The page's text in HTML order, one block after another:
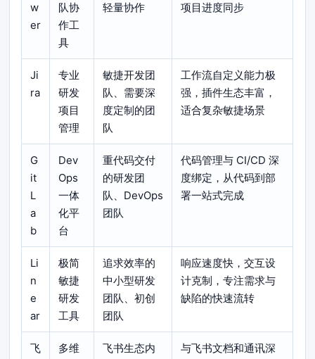
w
er
队协
作工
具
轻量协作
项目进度同步
Ji
ra
专业
研发
项目
管理
敏捷开发团
队、需要深
度定制的团
队
工作流自定义能力极
强，插件生态丰富，
适合复杂敏捷场景
G
it
L
a
b
Dev
Ops
一体
化平
台
重代码交付
的研发团
队、DevOps
团队
代码管理与 CI/CD 深
度绑定，从代码到部
署一站式完成
Li
n
e
ar
极简
敏捷
研发
工具
追求效率的
中小型研发
团队、初创
团队
响应速度快，交互设
计克制，专注需求与
缺陷的快速流转
飞
多维
飞书生态内
与飞书文档和通讯深